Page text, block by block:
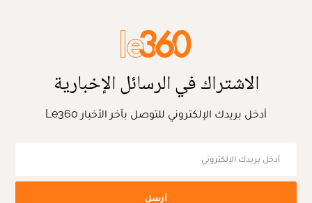
الاشتراك في الرسائل الإخبارية
أدخل بريدك الإلكتروني للتوصل بآخر الأخبار Le360
أرسل